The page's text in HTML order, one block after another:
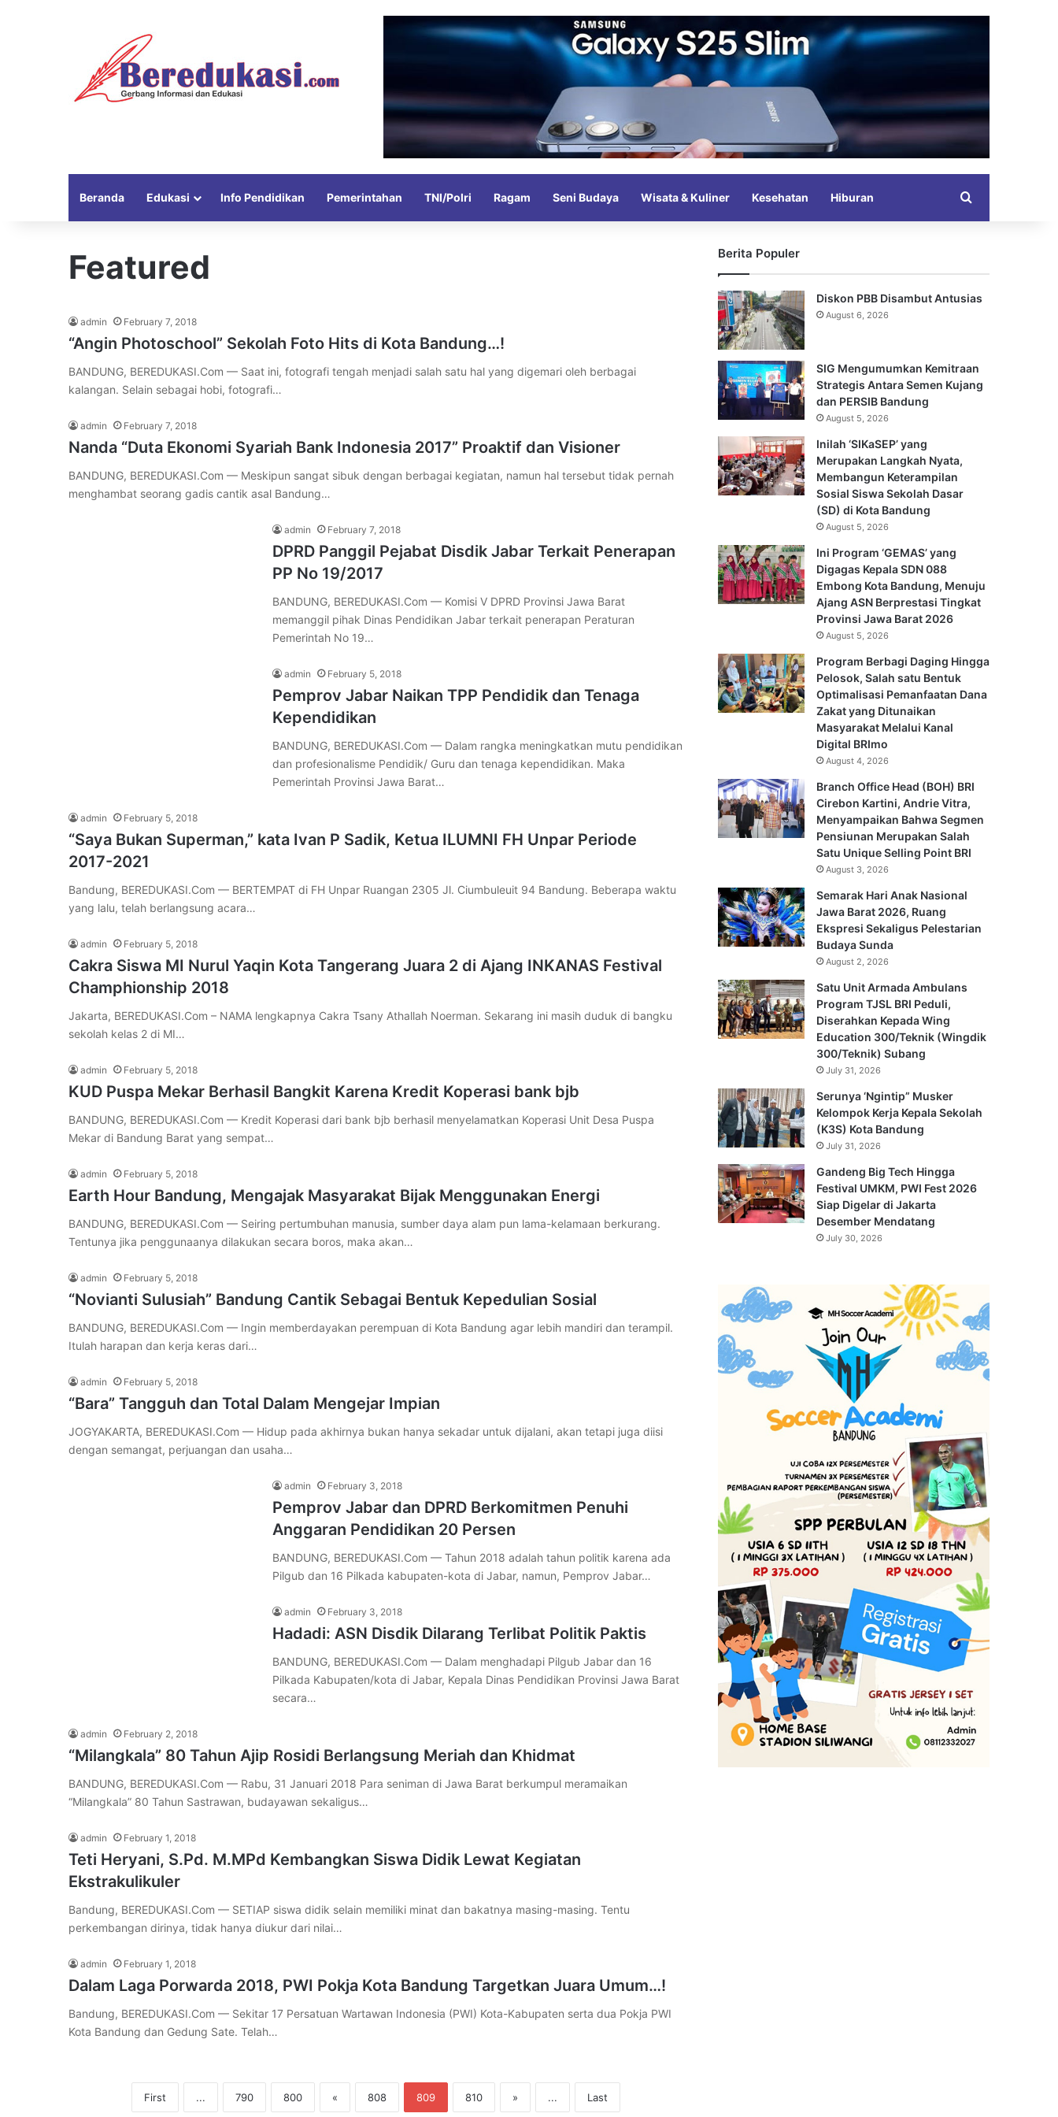
Beranda Edukasi Info Pendidikan Pemerintahan TNI/Polri Ragam Seni Budaya Wisata & Kuliner Kesehatan Hiburan
Featured
admin February 7, 2018
“Angin Photoschool” Sekolah Foto Hits di Kota Bandung…!
BANDUNG, BEREDUKASI.Com — Saat ini, fotografi tengah menjadi salah satu hal yang digemari oleh berbagai
kalangan. Selain sebagai hobi, fotografi…
admin February 7, 2018
Nanda “Duta Ekonomi Syariah Bank Indonesia 2017” Proaktif dan Visioner
BANDUNG, BEREDUKASI.Com — Meskipun sangat sibuk dengan berbagai kegiatan, namun hal tersebut tidak pernah
menghambat seorang gadis cantik asal Bandung…
admin February 7, 2018
DPRD Panggil Pejabat Disdik Jabar Terkait Penerapan
PP No 19/2017
BANDUNG, BEREDUKASI.Com — Komisi V DPRD Provinsi Jawa Barat
memanggil pihak Dinas Pendidikan Jabar terkait penerapan Peraturan
Pemerintah No 19…
admin February 5, 2018
Pemprov Jabar Naikan TPP Pendidik dan Tenaga
Kependidikan
BANDUNG, BEREDUKASI.Com — Dalam rangka meningkatkan mutu pendidikan
dan profesionalisme Pendidik/ Guru dan tenaga kependidikan. Maka
Pemerintah Provinsi Jawa Barat…
admin February 5, 2018
“Saya Bukan Superman,” kata Ivan P Sadik, Ketua ILUMNI FH Unpar Periode
2017-2021
Bandung, BEREDUKASI.Com — BERTEMPAT di FH Unpar Ruangan 2305 Jl. Ciumbuleuit 94 Bandung. Beberapa waktu
yang lalu, telah berlangsung acara…
admin February 5, 2018
Cakra Siswa MI Nurul Yaqin Kota Tangerang Juara 2 di Ajang INKANAS Festival
Champhionship 2018
Jakarta, BEREDUKASI.Com – NAMA lengkapnya Cakra Tsany Athallah Noerman. Sekarang ini masih duduk di bangku
sekolah kelas 2 di MI…
admin February 5, 2018
KUD Puspa Mekar Berhasil Bangkit Karena Kredit Koperasi bank bjb
BANDUNG, BEREDUKASI.Com — Kredit Koperasi dari bank bjb berhasil menyelamatkan Koperasi Unit Desa Puspa
Mekar di Bandung Barat yang sempat…
admin February 5, 2018
Earth Hour Bandung, Mengajak Masyarakat Bijak Menggunakan Energi
BANDUNG, BEREDUKASI.Com — Seiring pertumbuhan manusia, sumber daya alam pun lama-kelamaan berkurang.
Tentunya jika penggunaanya dilakukan secara boros, maka akan…
admin February 5, 2018
“Novianti Sulusiah” Bandung Cantik Sebagai Bentuk Kepedulian Sosial
BANDUNG, BEREDUKASI.Com — Ingin memberdayakan perempuan di Kota Bandung agar lebih mandiri dan terampil.
Itulah harapan dan kerja keras dari…
admin February 5, 2018
“Bara” Tangguh dan Total Dalam Mengejar Impian
JOGYAKARTA, BEREDUKASI.Com — Hidup pada akhirnya bukan hanya sekadar untuk dijalani, akan tetapi juga diisi
dengan semangat, perjuangan dan usaha…
admin February 3, 2018
Pemprov Jabar dan DPRD Berkomitmen Penuhi
Anggaran Pendidikan 20 Persen
BANDUNG, BEREDUKASI.Com — Tahun 2018 adalah tahun politik karena ada
Pilgub dan 16 Pilkada kabupaten-kota di Jabar, namun, Pemprov Jabar…
admin February 3, 2018
Hadadi: ASN Disdik Dilarang Terlibat Politik Paktis
BANDUNG, BEREDUKASI.Com — Dalam menghadapi Pilgub Jabar dan 16
Pilkada Kabupaten/kota di Jabar, Kepala Dinas Pendidikan Provinsi Jawa Barat
secara…
admin February 2, 2018
“Milangkala” 80 Tahun Ajip Rosidi Berlangsung Meriah dan Khidmat
BANDUNG, BEREDUKASI.Com — Rabu, 31 Januari 2018 Para seniman di Jawa Barat berkumpul meramaikan
“Milangkala” 80 Tahun Sastrawan, budayawan sekaligus…
admin February 1, 2018
Teti Heryani, S.Pd. M.MPd Kembangkan Siswa Didik Lewat Kegiatan
Ekstrakulikuler
Bandung, BEREDUKASI.Com — SETIAP siswa didik selain memiliki minat dan bakatnya masing-masing. Tentu
perkembangan dirinya, tidak hanya diukur dari nilai…
admin February 1, 2018
Dalam Laga Porwarda 2018, PWI Pokja Kota Bandung Targetkan Juara Umum…!
Bandung, BEREDUKASI.Com — Sekitar 17 Persatuan Wartawan Indonesia (PWI) Kota-Kabupaten serta dua Pokja PWI
Kota Bandung dan Gedung Sate. Telah…
First ... 790 800 « 808 809 810 » ... Last
Berita Populer
Diskon PBB Disambut Antusias
August 6, 2026
SIG Mengumumkan Kemitraan
Strategis Antara Semen Kujang
dan PERSIB Bandung
August 5, 2026
Inilah ‘SIKaSEP’ yang
Merupakan Langkah Nyata,
Membangun Keterampilan
Sosial Siswa Sekolah Dasar
(SD) di Kota Bandung
August 5, 2026
Ini Program ‘GEMAS’ yang
Digagas Kepala SDN 088
Embong Kota Bandung, Menuju
Ajang ASN Berprestasi Tingkat
Provinsi Jawa Barat 2026
August 5, 2026
Program Berbagi Daging Hingga
Pelosok, Salah satu Bentuk
Optimalisasi Pemanfaatan Dana
Zakat yang Ditunaikan
Masyarakat Melalui Kanal
Digital BRImo
August 4, 2026
Branch Office Head (BOH) BRI
Cirebon Kartini, Andrie Vitra,
Menyampaikan Bahwa Segmen
Pensiunan Merupakan Salah
Satu Unique Selling Point BRI
August 3, 2026
Semarak Hari Anak Nasional
Jawa Barat 2026, Ruang
Ekspresi Sekaligus Pelestarian
Budaya Sunda
August 2, 2026
Satu Unit Armada Ambulans
Program TJSL BRI Peduli,
Diserahkan Kepada Wing
Education 300/Teknik (Wingdik
300/Teknik) Subang
July 31, 2026
Serunya ‘Ngintip” Musker
Kelompok Kerja Kepala Sekolah
(K3S) Kota Bandung
July 31, 2026
Gandeng Big Tech Hingga
Festival UMKM, PWI Fest 2026
Siap Digelar di Jakarta
Desember Mendatang
July 30, 2026